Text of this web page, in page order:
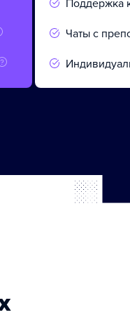
Поддержка
Чаты с